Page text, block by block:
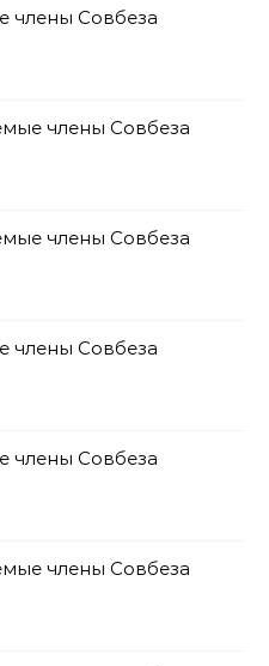
члены Совбеза
члены Совбеза
члены Совбеза
члены Совбеза
члены Совбеза
члены Совбеза